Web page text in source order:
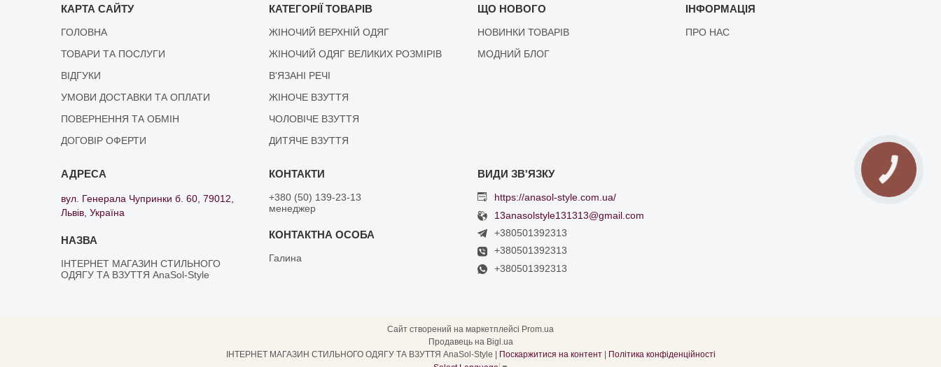
КАРТА САЙТУ
ГОЛОВНА
ТОВАРИ ТА ПОСЛУГИ
ВІДГУКИ
УМОВИ ДОСТАВКИ ТА ОПЛАТИ
ПОВЕРНЕННЯ ТА ОБМІН
ДОГОВІР ОФЕРТИ
КАТЕГОРІЇ ТОВАРІВ
ЖІНОЧИЙ ВЕРХНІЙ ОДЯГ
ЖІНОЧИЙ ОДЯГ ВЕЛИКИХ РОЗМІРІВ
В'ЯЗАНІ РЕЧІ
ЖІНОЧЕ ВЗУТТЯ
ЧОЛОВІЧЕ ВЗУТТЯ
ДИТЯЧЕ ВЗУТТЯ
ЩО НОВОГО
НОВИНКИ ТОВАРІВ
МОДНИЙ БЛОГ
ІНФОРМАЦІЯ
ПРО НАС
вул. Генерала Чупринки б. 60, 79012,
Львів, Україна
ІНТЕРНЕТ МАГАЗИН СТИЛЬНОГО
ОДЯГУ ТА ВЗУТТЯ AnaSol-Style
+380 (50) 139-23-13
менеджер
Галина
https://anasol-style.com.ua/
13anasolstyle131313@gmail.com
+380501392313
+380501392313
+380501392313
Сайт створений на маркетплейсі Prom.ua
Продавець на Bigl.ua
Поскаржитися на контент
Політика конфіденційності